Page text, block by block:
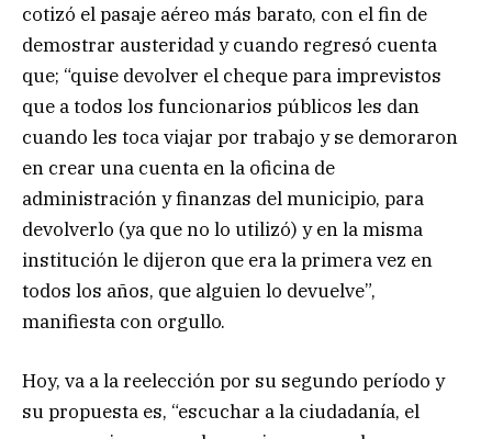
cotizó el pasaje aéreo más barato, con el fin de
demostrar austeridad y cuando regresó cuenta
que; “quise devolver el cheque para imprevistos
que a todos los funcionarios públicos les dan
cuando les toca viajar por trabajo y se demoraron
en crear una cuenta en la oficina de
administración y finanzas del municipio, para
devolverlo (ya que no lo utilizó) y en la misma
institución le dijeron que era la primera vez en
todos los años, que alguien lo devuelve”,
manifiesta con orgullo.
Hoy, va a la reelección por su segundo período y
su propuesta es, “escuchar a la ciudadanía, el